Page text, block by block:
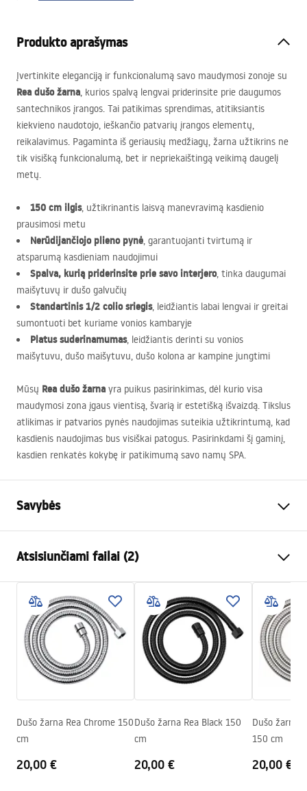
Produkto aprašymas
Įvertinkite eleganciją ir funkcionalumą savo maudymosi zonoje su
Rea dušo žarna, kurios spalvą lengvai priderinsite prie daugumos
santechnikos įrangos. Tai patikimas sprendimas, atitiksiantis
kiekvieno naudotojo, ieškančio patvarių įrangos elementų,
reikalavimus. Pagaminta iš geriausių medžiagų, žarna užtikrins ne
tik visišką funkcionalumą, bet ir nepriekaištingą veikimą daugelį
metų.
150 cm ilgis, užtikrinantis laisvą manevravimą kasdienio
prausimosi metu
Nerūdijančiojo plieno pynė, garantuojanti tvirtumą ir
atsparumą kasdieniam naudojimui
Spalva, kurią priderinsite prie savo interjero, tinka daugumai
maišytuvų ir dušo galvučių
Standartinis 1/2 colio sriegis, leidžiantis labai lengvai ir greitai
sumontuoti bet kuriame vonios kambaryje
Platus suderinamumas, leidžiantis derinti su vonios
maišytuvu, dušo maišytuvu, dušo kolona ar kampine jungtimi
Mūsų Rea dušo žarna yra puikus pasirinkimas, dėl kurio visa
maudymosi zona įgaus vientisą, švarią ir estetišką išvaizdą. Tikslus
atlikimas ir patvarios pynės naudojimas suteikia užtikrintumą, kad
kasdienis naudojimas bus visiškai patogus. Pasirinkdami šį gaminį,
kasdien renkatės kokybę ir patikimumą savo namų SPA.
Savybės
Garantija
Medžiaga
Nerūdijantis plienas, ABS
Svoris
1kg
Gamintojo kodas
JS-016BRG
Spalva
Šlifuotas varis
Atsisiunčiami failai (2)
Saugos informacija
WARUNKI_BEZPIECZENSTWA_AKCESORIA_LAZIENKOWE.
Garantijos sąlygos
Warranty_Terms_and_Conditions_Accessories_-_24.pdf
Dušo žarna Rea Chrome 150
cm
20,00 €
Dušo žarna Rea Black 150
cm
20,00 €
Dušo žarna
150 cm
20,00 €